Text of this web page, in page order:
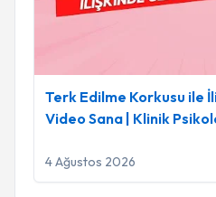
Terk Edilme Korkusu ile
Video Sana | Klinik
4 Ağustos 2026